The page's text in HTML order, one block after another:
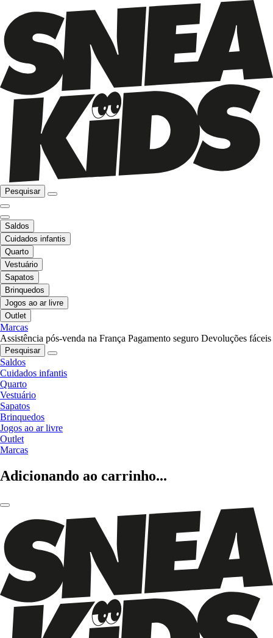
Pesquisar
Saldos
Cuidados infantis
Quarto
Vestuário
Sapatos
Brinquedos
Jogos ao ar livre
Outlet
Marcas
Assistência pós-venda na França Pagamento seguro Devoluções fáceis
Pesquisar
Saldos
Cuidados infantis
Quarto
Vestuário
Sapatos
Brinquedos
Jogos ao ar livre
Outlet
Marcas
Adicionando ao carrinho...